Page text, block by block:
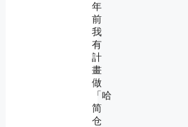
年
前
我
有
計
畫
做
「哈
简
仓